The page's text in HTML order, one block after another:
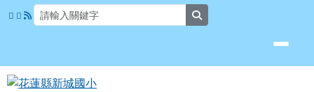
跳至主內容區
花蓮縣新城國小